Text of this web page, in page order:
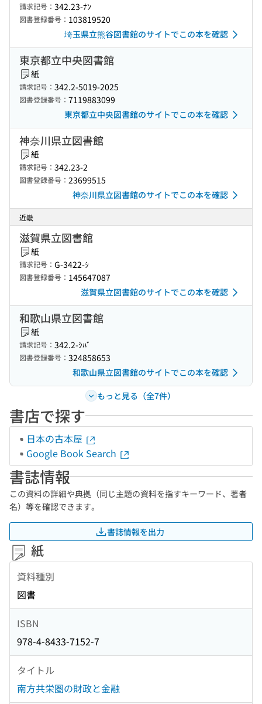
請求記号： 342.23-ﾅﾝ
図書登録番号： 103819520
埼玉県立熊谷図書館のサイトでこの本を確認
東京都立中央図書館
紙
請求記号： 342.2-5019-2025
図書登録番号： 7119883099
東京都立中央図書館のサイトでこの本を確認
神奈川県立図書館
紙
請求記号： 342.23-2
図書登録番号： 23699515
神奈川県立図書館のサイトでこの本を確認
近畿
滋賀県立図書館
紙
請求記号： G-3422-ｼ
図書登録番号： 145647087
滋賀県立図書館のサイトでこの本を確認
和歌山県立図書館
紙
請求記号： 342.2-ｼﾊﾞ
図書登録番号： 324858653
和歌山県立図書館のサイトでこの本を確認
もっと見る（全7件）
書店で探す
日本の古本屋
Google Book Search
書誌情報
この資料の詳細や典拠（同じ主題の資料を指すキーワード、著者
名）等を確認できます。
書誌情報を出力
紙
資料種別
図書
ISBN
978-4-8433-7152-7
タイトル
南方共栄圏の財政と金融